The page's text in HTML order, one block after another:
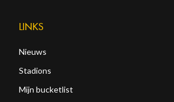
LINKS
Nieuws
Stadions
Mijn bucketlist